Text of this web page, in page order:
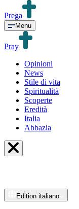
Prega
Menu
Pray
Opinioni
News
Stile di vita
Spiritualità
Scoperte
Eredità
Italia
Abbazia
Edition italiano